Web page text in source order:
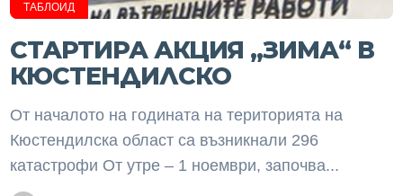
ТАБЛОИД
СТАРТИРА АКЦИЯ „ЗИМА“ В
КЮСТЕНДИЛСКО
От началото на годината на територията на
Кюстендилска област са възникнали 296
катастрофи От утре – 1 ноември, започва...